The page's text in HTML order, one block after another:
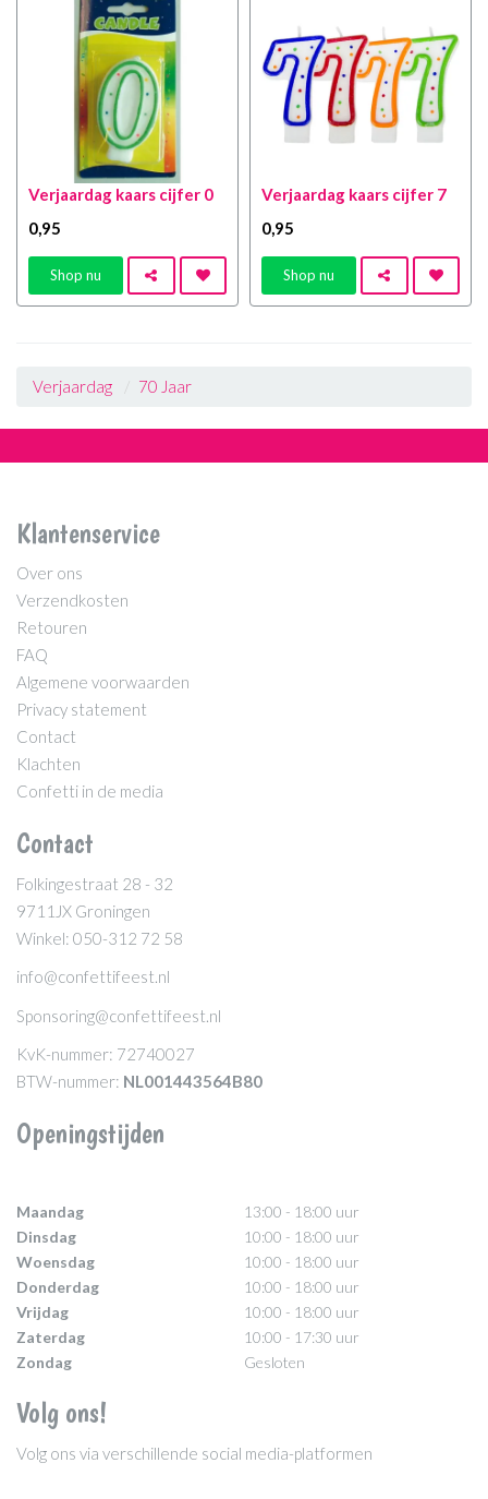
Verjaardag kaars cijfer 0
0 ,95
Shop nu
Verjaardag kaars cijfer 7
0 ,95
Shop nu
Verjaardag 70 Jaar
Klantenservice
Over ons
Verzendkosten
Retouren
FAQ
Algemene voorwaarden
Privacy statement
Contact
Klachten
Confetti in de media
Contact
Folkingestraat 28 - 32
9711JX Groningen
Winkel: 050-312 72 58
info@confettifeest.nl
Sponsoring@confettifeest.nl
KvK-nummer: 72740027
BTW-nummer: NL001443564B80
Openingstijden
Maandag
13:00 - 18:00 uur
Dinsdag
10:00 - 18:00 uur
Woensdag
10:00 - 18:00 uur
Donderdag
10:00 - 18:00 uur
Vrijdag
10:00 - 18:00 uur
Zaterdag
10:00 - 17:30 uur
Zondag
Gesloten
Volg ons!
Volg ons via verschillende social media-platformen